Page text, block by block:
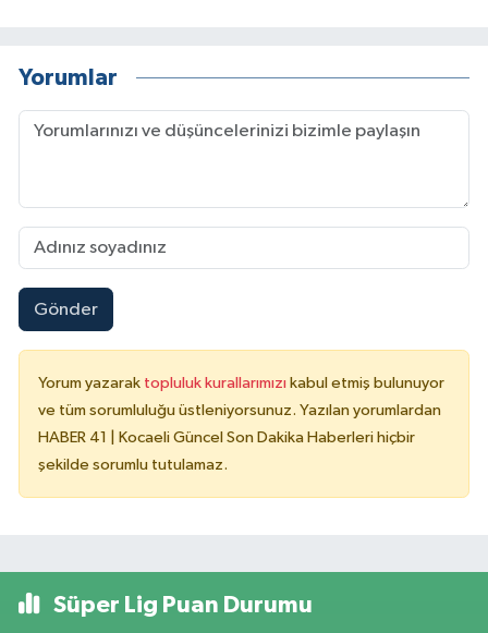
Yorumlar
Gönder
Yorum yazarak topluluk kurallarımızı kabul etmiş bulunuyor
ve tüm sorumluluğu üstleniyorsunuz. Yazılan yorumlardan
HABER 41 | Kocaeli Güncel Son Dakika Haberleri hiçbir
şekilde sorumlu tutulamaz.
Süper Lig Puan Durumu